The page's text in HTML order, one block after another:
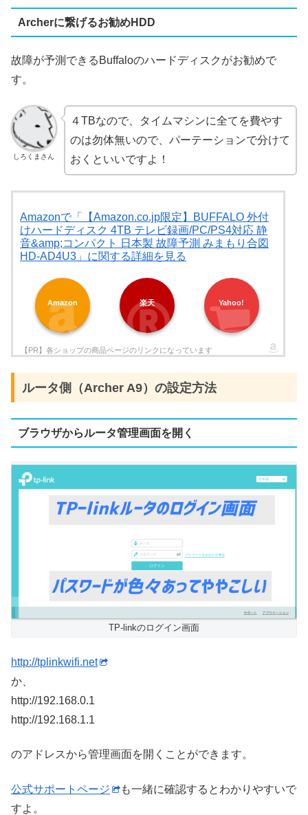
Archerに繋げるお勧めHDD
故障が予測できるBuffaloのハードディスクがお勧めで
す。
しろくまさん
４TBなので、タイムマシンに全てを費やす
のは勿体無いので、パーテーションで分けて
おくといいですよ！
Amazonで「【Amazon.co.jp限定】BUFFALO 外付
けハードディスク 4TB テレビ録画/PC/PS4対応 静
音&amp;コンパクト 日本製 故障予測 みまもり合図
HD-AD4U3」に関する詳細を見る
Amazon 楽天 Yahoo!
ルータ側（Archer A9）の設定方法
ブラウザからルータ管理画面を開く
TP-linkのログイン画面
http://tplinkwifi.net
か、
http://192.168.0.1
http://192.168.1.1
のアドレスから管理画面を開くことができます。
公式サポートページ
も一緒に確認するとわかりやすいで
すよ。